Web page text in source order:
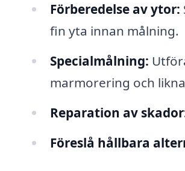
Förberedelse av ytor:
fin yta innan målning.
Specialmålning:
marmorering och
Reparation av
Föreslå hållbara